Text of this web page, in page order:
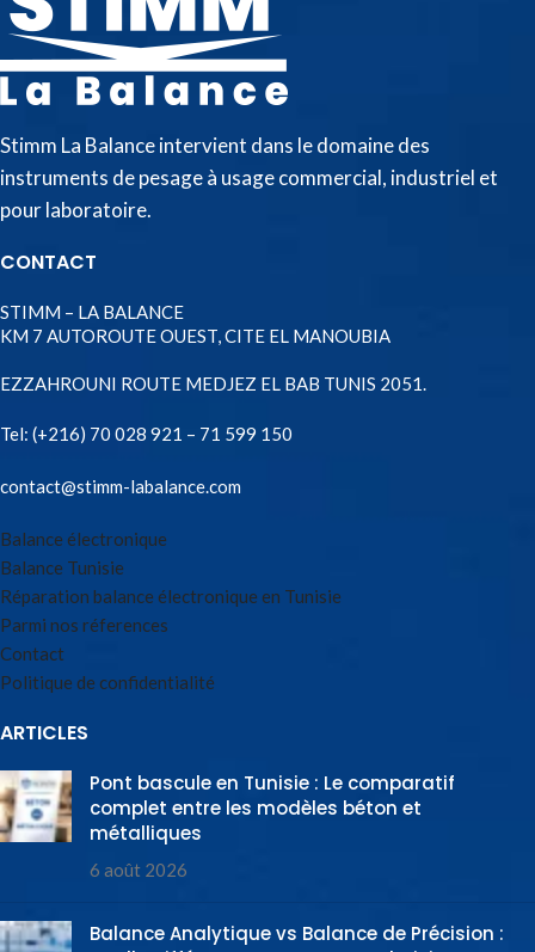
Stimm La Balance intervient dans le domaine des
instruments de pesage à usage commercial, industriel et
pour laboratoire.
CONTACT
STIMM – LA BALANCE
KM 7 AUTOROUTE OUEST, CITE EL MANOUBIA
EZZAHROUNI ROUTE MEDJEZ EL BAB TUNIS 2051.
Tel: (+216) 70 028 921 – 71 599 150
contact@stimm-labalance.com
Balance électronique
Balance Tunisie
Réparation balance électronique en Tunisie
Parmi nos réferences
Contact
Politique de confidentialité
ARTICLES
Pont bascule en Tunisie : Le comparatif
complet entre les modèles béton et
métalliques
6 août 2026
Balance Analytique vs Balance de Précision :